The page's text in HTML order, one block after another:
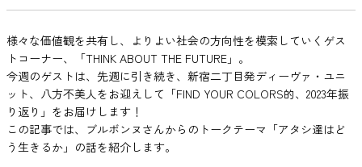
様々な価値観を共有し、よりよい社会の方向性を模索していくゲス
トコーナー、「THINK ABOUT THE FUTURE」。
今週のゲストは、先週に引き続き、新宿二丁目発ディーヴァ・ユニ
ット、八方不美人をお迎えして「FIND YOUR COLORS的、2023年振
り返り」をお届けします！
この記事では、ブルボンヌさんからのトークテーマ「アタシ達はど
う生きるか」の話を紹介します。